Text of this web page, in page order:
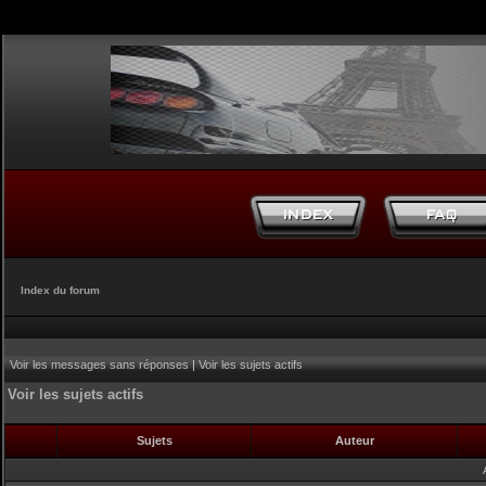
Index du forum
Voir les messages sans réponses|Voir les sujets actifs
Voir les sujets actifs
Sujets Auteur